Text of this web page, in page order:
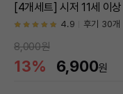
[4개세트] 시저 11세 이
4.9 후기 30개
8,000원
13% 6,900원